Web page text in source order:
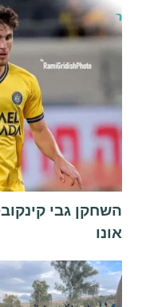
השחקן גבי
אונו